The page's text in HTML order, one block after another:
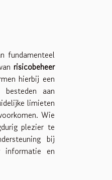
fundamenteel
risicobeheer
hierbij een
aan
limieten
Wie
plezier te
bij
informatie en